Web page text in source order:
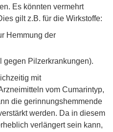
Es könnten vermehrt
gilt z.B. für die Wirkstoffe:
Hemmung der
gegen Pilzerkrankungen).
mit
vom Cumarintyp,
die gerinnungshemmende
werden. Da in diesem
verlängert sein kann,